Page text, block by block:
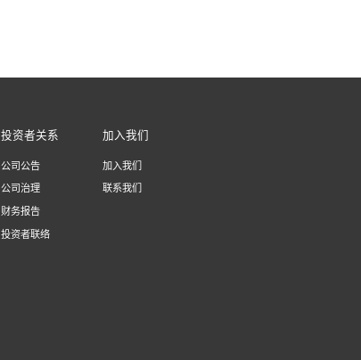
投资者关系
公司公告
公司治理
财务报告
投资者联络
加入我们
加入我们
联系我们